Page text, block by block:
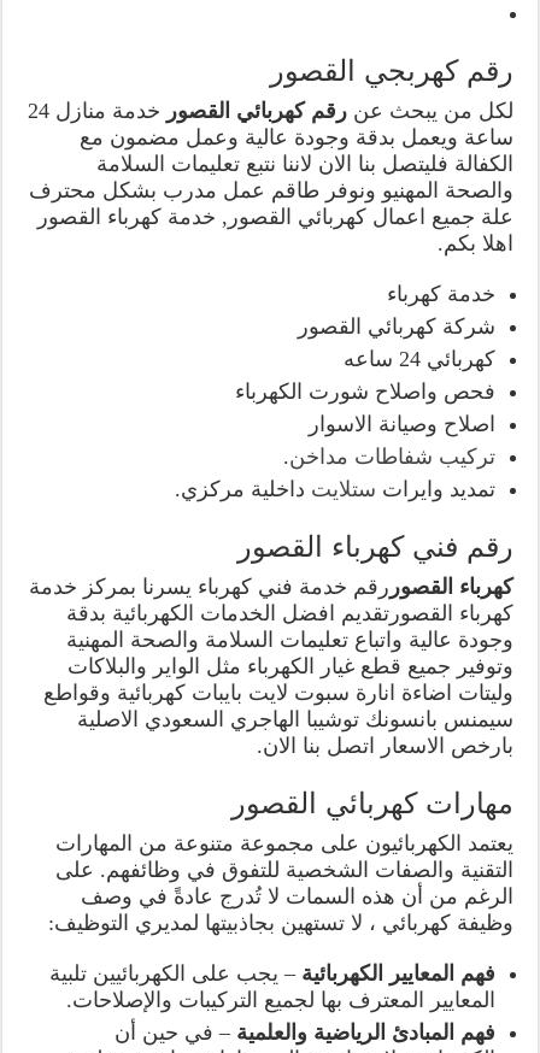
رقم كهربجي القصور
لكل من يبحث عنرقم كهربائي القصور
خدمة منازل 24
ساعة ويعمل بدقة وجودة عالية وعمل مضمون مع
الكفالة فليتصل بنا الان لاننا نتبع تعليمات السلامة
والصحة المهنيو ونوفر طاقم عمل مدرب بشكل محترف
علة جميع اعمال كهربائي القصور, خدمة كهرباء القصور
اهلا بكم.
خدمة كهرباء
شركة كهربائي القصور
كهربائي 24 ساعه
فحص واصلاح شورت الكهرباء
اصلاح وصيانة الاسوار
تركيب شفاطات مداخن.
تمديد وايرات ستلايت داخلية مركزي.
رقم فني كهرباء القصور
كهرباء القصور رقم خدمة فني كهرباء يسرنا بمركز خدمة
كهرباء القصورتقديم افضل الخدمات الكهربائية بدقة
وجودة عالية واتباع تعليمات السلامة والصحة المهنية
وتوفير جميع قطع غيار الكهرباء مثل الواير والبلاكات
وليتات اضاءة انارة سبوت لايت بايبات كهربائية وقواطع
سيمنس بانسونك توشيبا الهاجري السعودي الاصلية
بارخص الاسعار اتصل بنا الان.
مهارات كهربائي القصور
يعتمد الكهربائيون على مجموعة متنوعة من المهارات
التقنية والصفات الشخصية للتفوق في وظائفهم. على
الرغم من أن هذه السمات لا تُدرج عادةً في وصف
وظيفة كهربائي ، لا تستهين بجاذبيتها لمديري التوظيف:
فهم المعايير الكهربائية – يجب على الكهربائيين تلبية
المعايير المعترف بها لجميع التركيبات والإصلاحات.
فهم المبادئ الرياضية والعلمية – في حين أن